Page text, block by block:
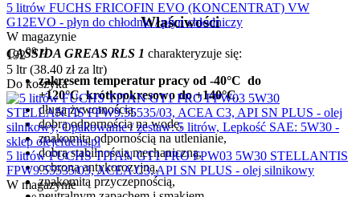
Właściwości
CASSIDA GREAS RLS 1 charakteryzuje się:
zakresem temperatur pracy od -40°C do
+120°C,krótkookresowo do +140°C,
długą żywotnością,
dobrą odpornością na wodę,
znakomitą odpornością na utlenianie,
dobrą stabilnością mechaniczną,
ochroną antykorozyjną,
znakomitą przyczepnością,
5 litrów FUCHS FRICOFIN EVO (KONCENTRAT) VW
G12EVO - płyn do chłodnic / płyn chłodniczy
W magazynie
19200 zł
5 ltr (38.40 złza ltr)
Do koszyka
5 litrów FUCHS TITAN GT1 PRO FPW03 5W30 STELLANTIS
FPW9.55535/03, ACEA C3, API SN PLUS - olej silnikowy
W magazynie